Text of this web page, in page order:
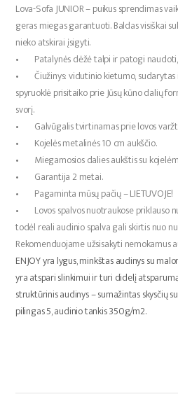
Lova-Sofa JUNIOR – puikus sprendimas
geras miegas garantuoti. Baldas visiškai
nieko atskirai įsigyti.
• Patalynės dėžė talpi ir patogi naudoti,
• Čiužinys: vidutinio kietumo, sudarytas
spyruoklė prisitaiko prie Jūsų kūno dalių
svorį.
• Galvūgalis tvirtinamas prie lovos
• Kojelės metalinės 10 cm aukščio.
• Miegamosios dalies aukštis su
• Garantija 2 metai.
• Pagaminta mūsų pačių – LIETUVOJE!
• Lovos spalvos nuotraukose priklauso
todėl reali audinio spalva gali skirtis nuo
Rekomenduojame užsisakyti nemokamus
ENJOY yra lygus, minkštas audinys su
yra atspari slinkimui ir turi didelį
struktūrinis audinys – sumažintas skysčių
pilingas 5, audinio tankis 350g/m2.